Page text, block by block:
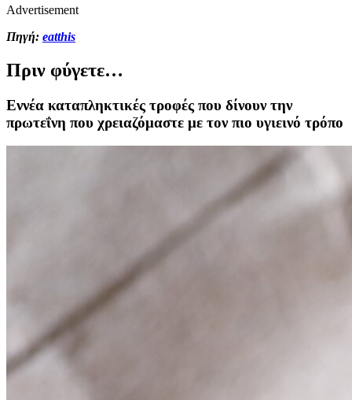
Advertisement
Πηγή: eatthis
Πριν φύγετε…
Εννέα καταπληκτικές τροφές που δίνουν την
πρωτεΐνη που χρειαζόμαστε με τον πιο υγιεινό τρόπο